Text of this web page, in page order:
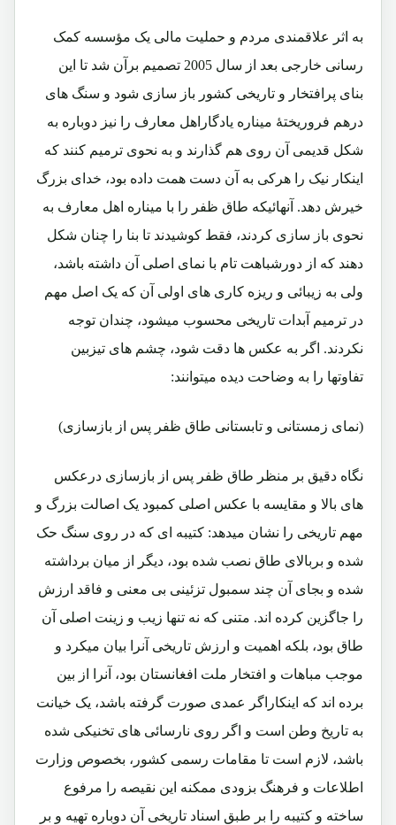
به اثر علاقمندی مردم و حملیت مالی یک مؤسسه کمک
رسانی خارجی بعد از سال 2005 تصمیم برآن شد تا این
بنای پرافتخار و تاریخی کشور باز سازی شود و سنگ های
درهم فروریختۀ میناره یادگاراهل معارف را نیز دوباره به
شکل قدیمی آن روی هم گذارند و به نحوی ترمیم کنند که
اینکار نیک را هرکی به آن دست همت داده بود، خدای بزرگ
خیرش دهد. آنهائیکه طاق ظفر را با میناره اهل معارف به
نحوی باز سازی کردند، فقط کوشیدند تا بنا را چنان شکل
دهند که از دورشباهت تام با نمای اصلی آن داشته باشد،
ولی به زیبائی و ریزه کاری های اولی آن که یک اصل مهم
در ترمیم آبدات تاریخی محسوب میشود، چندان توجه
نکردند. اگر به عکس ها دقت شود، چشم های تیزبین
تفاوتها را به وضاحت دیده میتوانند:
(نمای زمستانی و تابستانی طاق ظفر پس از بازسازی)
نگاه دقیق بر منظر طاق ظفر پس از بازسازی درعکس
های بالا و مقایسه با عکس اصلی کمبود یک اصالت بزرگ و
مهم تاریخی را نشان میدهد: کتیبه ای که در روی سنگ حک
شده و بربالای طاق نصب شده بود، دیگر از میان برداشته
شده و بجای آن چند سمبول تزئینی بی معنی و فاقد ارزش
را جاگزین کرده اند. متنی که نه تنها زیب و زینت اصلی آن
طاق بود، بلکه اهمیت و ارزش تاریخی آنرا بیان میکرد و
موجب مباهات و افتخار ملت افغانستان بود، آنرا از بین
برده اند که اینکاراگر عمدی صورت گرفته باشد، یک خیانت
به تاریخ وطن است و اگر روی نارسائی های تخنیکی شده
باشد، لازم است تا مقامات رسمی کشور، بخصوص وزارت
اطلاعات و فرهنگ بزودی ممکنه این نقیصه را مرفوع
ساخته و کتیبه را بر طبق اسناد تاریخی آن دوباره تهیه و بر